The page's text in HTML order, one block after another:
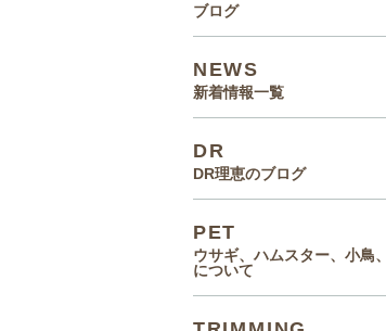
ブログ
NEWS
新着情報一覧
DR
DR理恵のブログ
PET
ウサギ、ハムスター、小鳥
について